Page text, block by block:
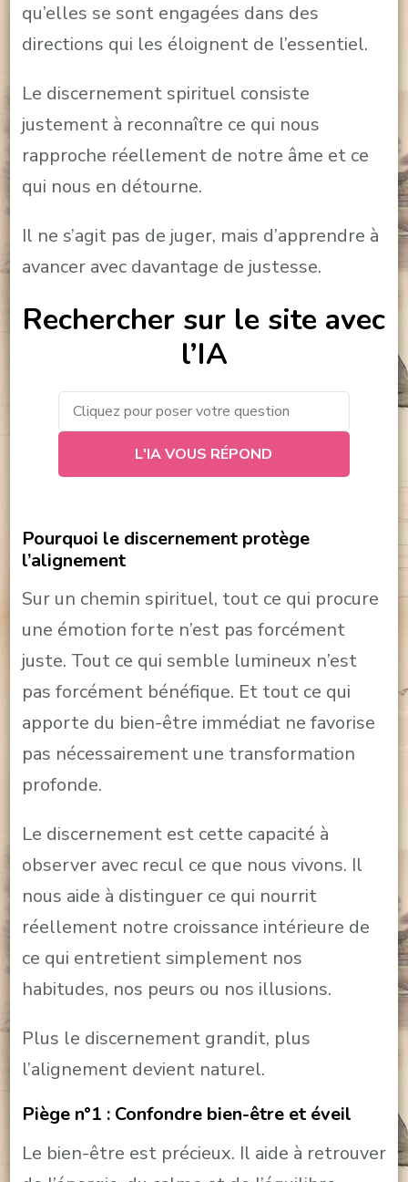
qu’elles se sont engagées dans des
directions qui les éloignent de l’essentiel.
Le discernement spirituel consiste
justement à reconnaître ce qui nous
rapproche réellement de notre âme et ce
qui nous en détourne.
Il ne s’agit pas de juger, mais d’apprendre à
avancer avec davantage de justesse.
Rechercher sur le site avec
l’IA
L'IA VOUS RÉPOND
Pourquoi le discernement protège
l’alignement
Sur un chemin spirituel, tout ce qui procure
une émotion forte n’est pas forcément
juste. Tout ce qui semble lumineux n’est
pas forcément bénéfique. Et tout ce qui
apporte du bien-être immédiat ne favorise
pas nécessairement une transformation
profonde.
Le discernement est cette capacité à
observer avec recul ce que nous vivons. Il
nous aide à distinguer ce qui nourrit
réellement notre croissance intérieure de
ce qui entretient simplement nos
habitudes, nos peurs ou nos illusions.
Plus le discernement grandit, plus
l’alignement devient naturel.
Piège n°1 : Confondre bien-être et éveil
Le bien-être est précieux. Il aide à retrouver